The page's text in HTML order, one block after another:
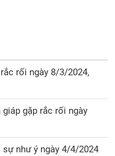
rối ngày 8/3/2024,
gặp rắc rối ngày
như ý ngày 4/4/2024